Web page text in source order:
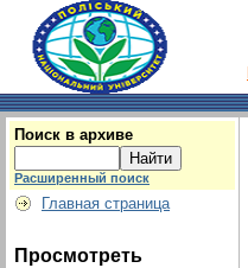
Поиск в архиве
Расширенный поиск
Главная страница
Просмотреть